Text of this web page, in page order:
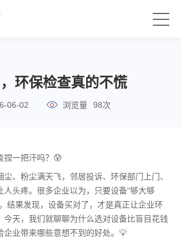
环保检查真的不慌
06-02 浏览量 98次
捏一把汗吗？😰
、粉尘满天飞，邻居投诉、环保部门上门、
人头疼。很多企业以为，只要设备“够大够
结果发现，设备买对了，才是真正让企业环
今天，我们就聊聊为什么选对设备比盲目花钱
企业带来哪些意想不到的好处。💡